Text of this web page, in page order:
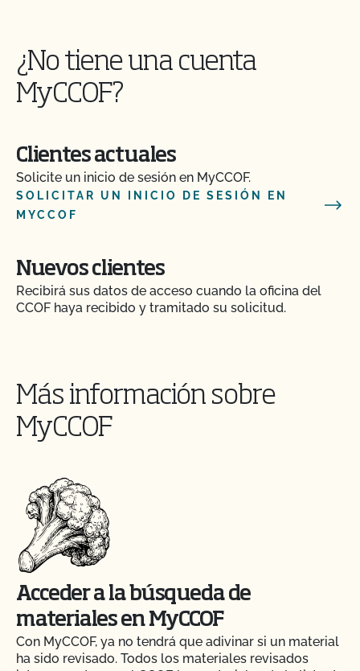
¿No tiene una cuenta
MyCCOF?
Clientes actuales
Solicite un inicio de sesión en MyCCOF.
SOLICITAR UN INICIO DE SESIÓN EN
MYCCOF
Nuevos clientes
Recibirá sus datos de acceso cuando la oficina del
CCOF haya recibido y tramitado su solicitud.
Más información sobre
MyCCOF
Acceder a la búsqueda de
materiales en MyCCOF
Con MyCCOF, ya no tendrá que adivinar si un material
ha sido revisado. Todos los materiales revisados